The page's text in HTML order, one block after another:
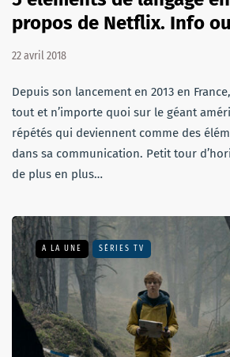
propos de Netflix. Info
22 avril 2018
Depuis son lancement en 2013 en
tout et n’importe quoi sur le géant
répétés qui deviennent comme des
dans sa communication. Petit tour
de plus en plus…
A LA UNE SÉRIES TV